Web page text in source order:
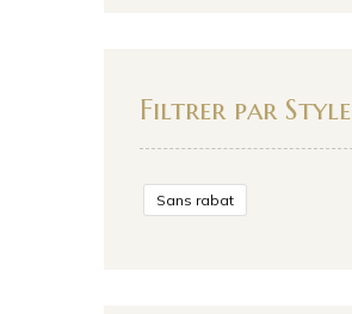
Filtrer par Style
Sans rabat